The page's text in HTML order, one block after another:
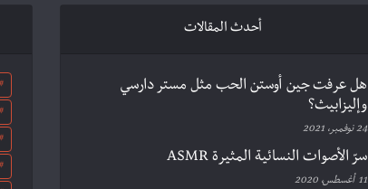
أحدث المقالات
هل عرفت جين أوستن الحب مثل مستر دارسي
وإليزابيث؟
24 نوفمبر، 2021
سرّ الأصوات النسائية المثيرة ASMR
11 أغسطس، 2020